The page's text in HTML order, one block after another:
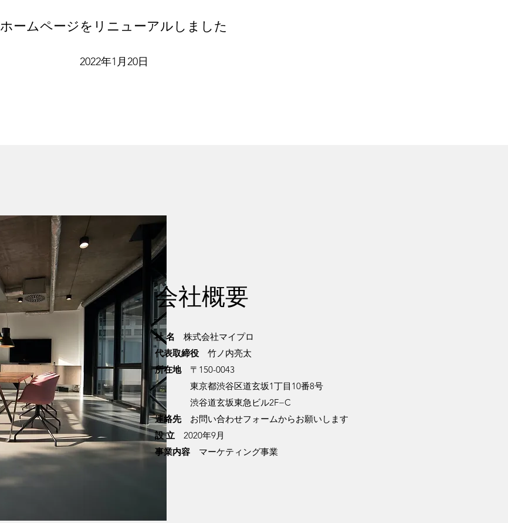
ホームページをリニューアルしました
2022年1月20日
会社概要
社 名 株式会社マイプロ
代表取締役 竹ノ内亮太
所在地 〒150-0043
東京都渋谷区道玄坂1丁目10番8号
渋谷道玄坂東急ビル2F−C
連絡先お問い合わせフォームからお願いします
設 立 2020年9月
事業内容 マーケティング事業